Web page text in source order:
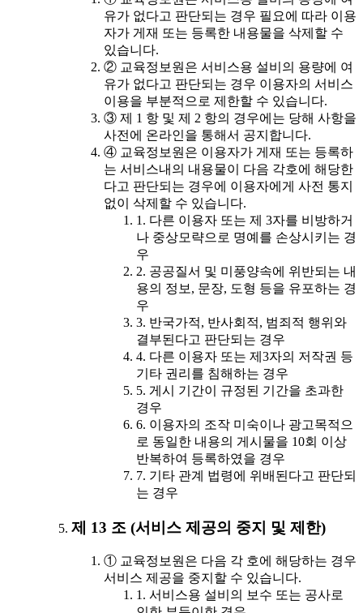
유가 없다고 판단되는 경우 필요에 따라 이용
자가 게재 또는 등록한 내용물을 삭제할 수
있습니다.
② 교육정보원은 서비스용 설비의 용량에 여
유가 없다고 판단되는 경우 이용자의 서비스
이용을 부분적으로 제한할 수 있습니다.
③ 제 1 항 및 제 2 항의 경우에는 당해 사항을
사전에 온라인을 통해서 공지합니다.
④ 교육정보원은 이용자가 게재 또는 등록하
는 서비스내의 내용물이 다음 각호에 해당한
다고 판단되는 경우에 이용자에게 사전 통지
없이 삭제할 수 있습니다.
1. 다른 이용자 또는 제 3자를 비방하거
나 중상모략으로 명예를 손상시키는 경
우
2. 공공질서 및 미풍양속에 위반되는 내
용의 정보, 문장, 도형 등을 유포하는 경
우
3. 반국가적, 반사회적, 범죄적 행위와
결부된다고 판단되는 경우
4. 다른 이용자 또는 제3자의 저작권 등
기타 권리를 침해하는 경우
5. 게시 기간이 규정된 기간을 초과한
경우
6. 이용자의 조작 미숙이나 광고목적으
로 동일한 내용의 게시물을 10회 이상
반복하여 등록하였을 경우
7. 기타 관계 법령에 위배된다고 판단되
는 경우
제 13 조 (서비스 제공의 중지 및 제한)
① 교육정보원은 다음 각 호에 해당하는 경우
서비스 제공을 중지할 수 있습니다.
1. 서비스용 설비의 보수 또는 공사로